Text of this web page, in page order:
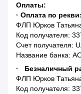
Оплаты:
· Оплата по
ФЛП Юрков
Код получателя:
Счет получателя:
Название банка:
· Безналичный
ФЛП Юрков
Код получателя: